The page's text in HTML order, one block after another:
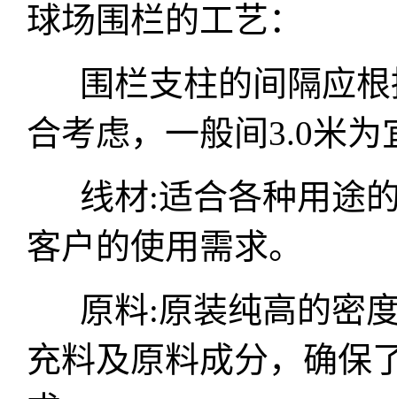
球场围栏的工艺：
围栏支柱的间隔应根
合考虑，一般间3.0米为
线材:适合各种用途的
客户的使用需求。
原料:原装纯高的密度
充料及原料成分，确保